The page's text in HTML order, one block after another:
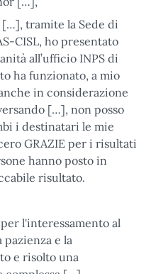
tramite la Sede di
CISL, ho presentato
all’ufficio INPS di
ha funzionato, a mio
in considerazione
[…], non posso
i destinatari le mie
GRAZIE per i risultati
hanno posto in
risultato.
l'interessamento al
pazienza e la
e risolto una